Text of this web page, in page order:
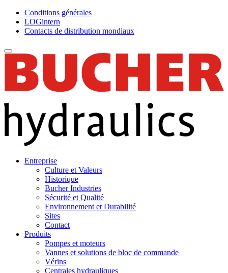
Conditions générales
LOGintern
Contacts de distribution mondiaux
Entreprise
Culture et Valeurs
Historique
Bucher Industries
Sécurité et Qualité
Environnement et Durabilité
Sites
Contact
Produits
Pompes et moteurs
Vannes et solutions de bloc de commande
Vérins
Centrales hydrauliques